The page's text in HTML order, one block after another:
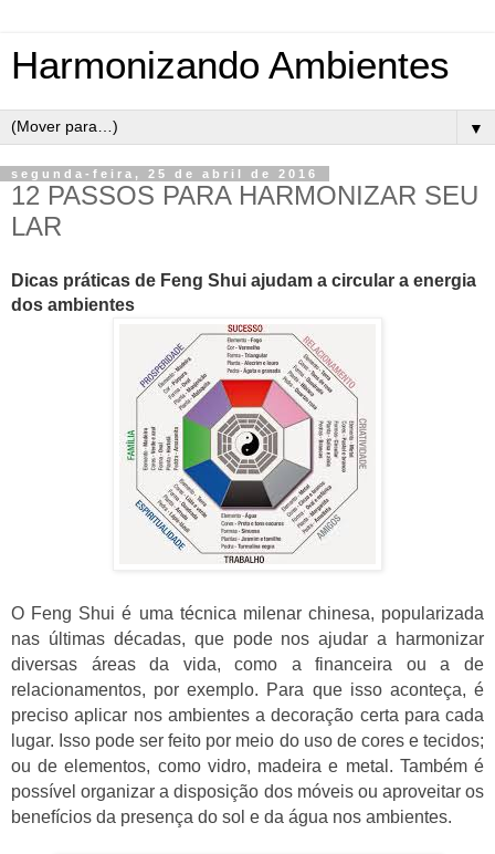
Harmonizando Ambientes
▼
segunda-feira, 25 de abril de 2016
12 PASSOS PARA HARMONIZAR SEU
LAR
Dicas práticas de Feng Shui ajudam a circular a energia
dos ambientes
O Feng Shui é uma técnica milenar chinesa, popularizada
nas últimas décadas, que pode nos ajudar a harmonizar
diversas áreas da vida, como a financeira ou a de
relacionamentos, por exemplo. Para que isso aconteça, é
preciso aplicar nos ambientes a decoração certa para cada
lugar. Isso pode ser feito por meio do uso de cores e tecidos;
ou de elementos, como vidro, madeira e metal. Também é
possível organizar a disposição dos móveis ou aproveitar os
benefícios da presença do sol e da água nos ambientes.